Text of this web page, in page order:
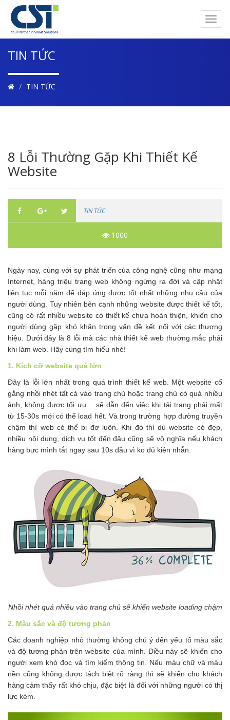
TIN TỨC
TIN TỨC
8 Lỗi Thường Gặp Khi Thiết Kế
Website
TIN TỨC
1000
Ngày nay, cùng với sự phát triển của công nghệ cũng như mạng
Internet, hàng triệu trang web không ngừng ra đời và cập nhật
liên tục mỗi năm để đáp ứng được tốt nhất những nhu cầu của
người dùng. Tuy nhiên bên cạnh những website được thiết kế tốt,
cũng có rất nhiều website có thiết kế chưa hoàn thiện, khiến cho
người dùng gặp khó khăn trong vấn đề kết nối với các thương
hiệu. Dưới đây là 8 lỗi mà các nhà thiết kế web thường mắc phải
khi làm web. Hãy cùng tìm hiểu nhé!
1. Kích cỡ website quá lớn
Đây là lỗi lớn nhất trong quá trình thiết kế web. Một website cố
gắng nhồi nhét tất cả vào trang chủ hoặc trang chủ có quá nhiều
ảnh, không được tối ưu… sẽ dẫn đến việc khi tải trang phải mất
từ 15-30s mới có thể load hết. Và trong trường hợp đường truyền
chậm thì web có thể bị đơ luôn. Khi đó thì dù website có đẹp,
nhiều nội dung, dịch vụ tốt đến đâu cũng sẽ vô nghĩa nếu khách
hàng bực mình tắt ngay sau 10s đầu vì ko đủ kiên nhẫn.
Nhồi nhét quá nhiều vào trang chủ sẽ khiến website loading chậm
2. Màu sắc và độ tương phản
Các doanh nghiệp nhỏ thường không chú ý đến yếu tố màu sắc
và độ tương phản trên website của mình. Điều này sẽ khiến cho
người xem khó đọc và tìm kiếm thông tin. Nếu màu chữ và màu
nền cũng không được tách biệt rõ ràng thì sẽ khiến cho khách
hàng cảm thấy rất khó chịu, đặc biệt là đối với những người có thị
lực kém.